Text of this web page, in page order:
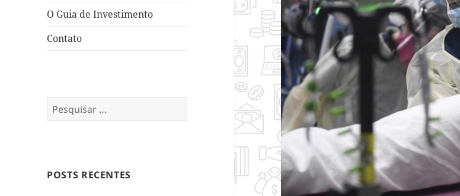
O Guia de Investimento
Contato
Pesquisar
por:
POSTS RECENTES